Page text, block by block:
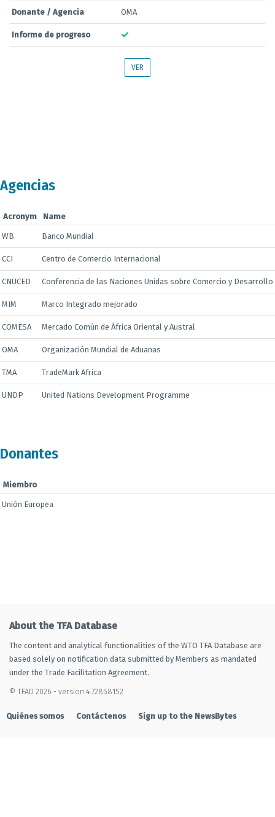
Donante / Agencia OMA
Informe de progreso
VER
Agencias
Acronym Name
WB Banco Mundial
CCI Centro de Comercio Internacional
CNUCED Conferencia de las Naciones Unidas sobre Comercio y Desarrollo
MIM Marco Integrado mejorado
COMESA Mercado Común de África Oriental y Austral
OMA Organización Mundial de Aduanas
TMA TradeMark Africa
UNDP United Nations Development Programme
Donantes
Miembro
Unión Europea
About the TFA Database
The content and analytical functionalities of the WTO TFA Database are
based solely on notification data submitted by Members as mandated
under the Trade Facilitation Agreement.
© TFAD 2026 - version 4.72858152
Quiénes somos Contáctenos Sign up to the NewsBytes